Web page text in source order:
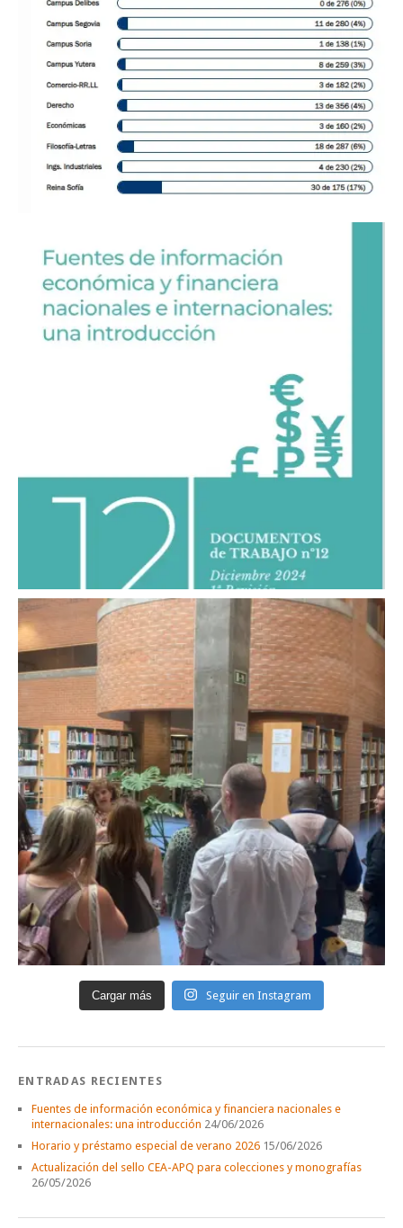
Cargar más Seguir en Instagram
ENTRADAS RECIENTES
Fuentes de información económica y financiera nacionales e
internacionales: una introducción 24/06/2026
Horario y préstamo especial de verano 2026 15/06/2026
Actualización del sello CEA-APQ para colecciones y monografías
26/05/2026